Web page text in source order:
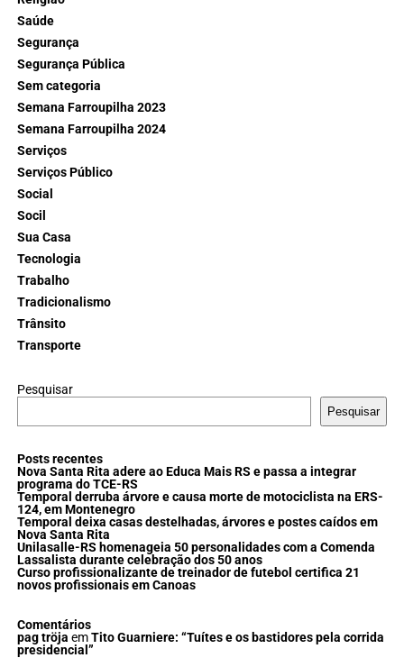
Saúde
Segurança
Segurança Pública
Sem categoria
Semana Farroupilha 2023
Semana Farroupilha 2024
Serviços
Serviços Público
Social
Socil
Sua Casa
Tecnologia
Trabalho
Tradicionalismo
Trânsito
Transporte
Pesquisar
Pesquisar
Posts recentes
Nova Santa Rita adere ao Educa Mais RS e passa a integrar
programa do TCE-RS
Temporal derruba árvore e causa morte de motociclista na ERS-
124, em Montenegro
Temporal deixa casas destelhadas, árvores e postes caídos em
Nova Santa Rita
Unilasalle-RS homenageia 50 personalidades com a Comenda
Lassalista durante celebração dos 50 anos
Curso profissionalizante de treinador de futebol certifica 21
novos profissionais em Canoas
Comentários
pag tröja emTito Guarniere: “Tuítes e os bastidores pela corrida
presidencial”